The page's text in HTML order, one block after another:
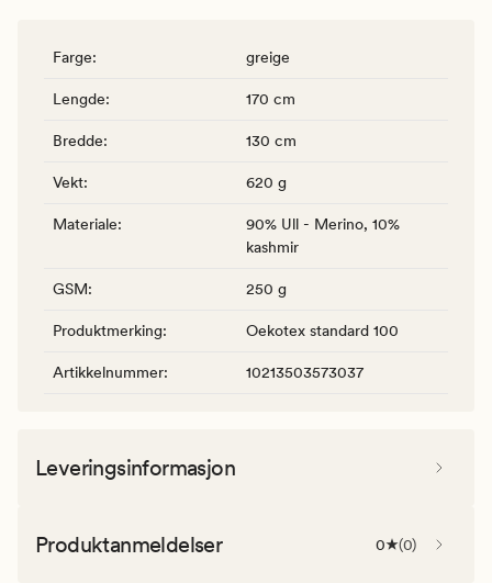
Farge: greige
Lengde: 170 cm
Bredde: 130 cm
Vekt: 620 g
Materiale:
90% Ull - Merino, 10%
kashmir
GSM: 250 g
Produktmerking: Oekotex standard 100
Artikkelnummer: 10213503573037
Leveringsinformasjon
Produktanmeldelser 0 (0)